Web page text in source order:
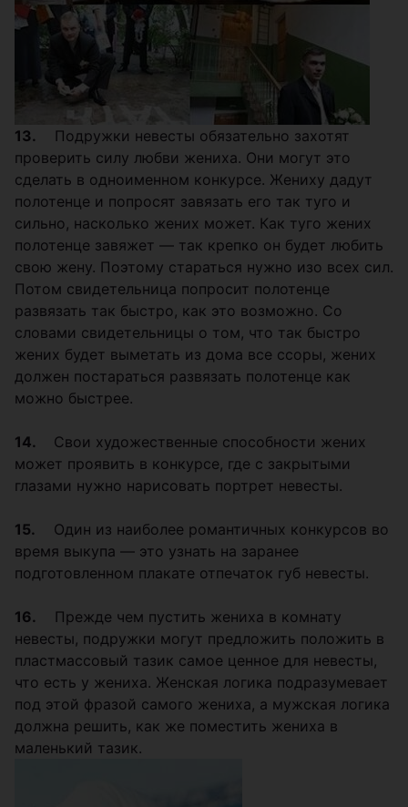
13. Подружки невесты обязательно захотят
проверить силу любви жениха. Они могут это
сделать в одноименном конкурсе. Жениху дадут
полотенце и попросят завязать его так туго и
сильно, насколько жених может. Как туго жених
полотенце завяжет — так крепко он будет любить
свою жену. Поэтому стараться нужно изо всех сил.
Потом свидетельница попросит полотенце
развязать так быстро, как это возможно. Со
словами свидетельницы о том, что так быстро
жених будет выметать из дома все ссоры, жених
должен постараться развязать полотенце как
можно быстрее.
14.
Свои художественные способности жених
может проявить в конкурсе, где с закрытыми
глазами нужно нарисовать портрет невесты.
15. Один из наиболее романтичных конкурсов во
время выкупа — это узнать на заранее
подготовленном плакате отпечаток губ невесты.
16. Прежде чем пустить жениха в комнату
невесты, подружки могут предложить положить в
пластмассовый тазик самое ценное для невесты,
что есть у жениха. Женская логика подразумевает
под этой фразой самого жениха, а мужская логика
должна решить, как же поместить жениха в
маленький тазик.